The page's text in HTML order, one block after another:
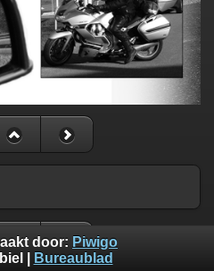
door: Piwigo
Bureaublad